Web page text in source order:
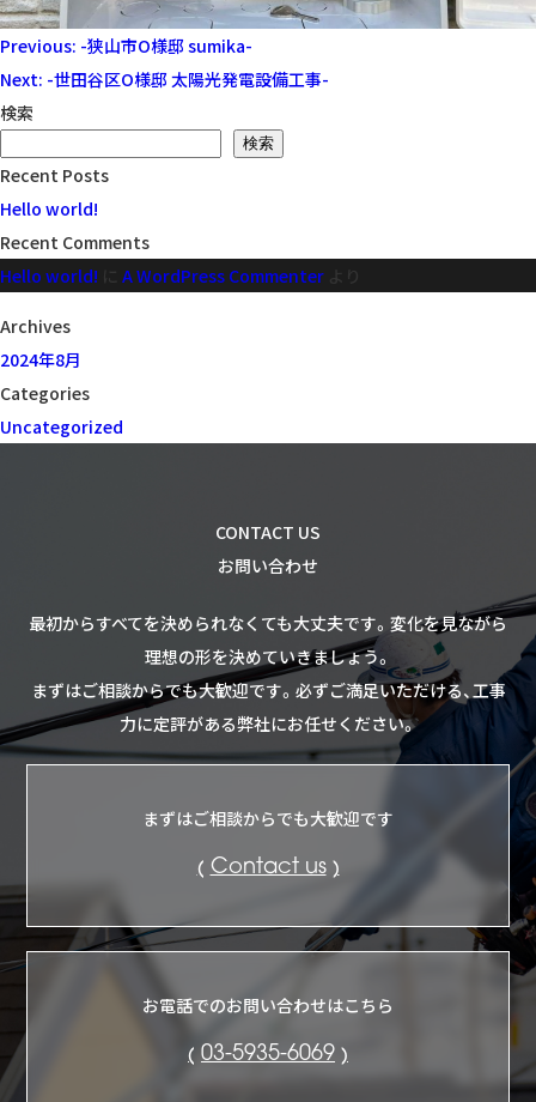
投
稿
ナ
ゲ
ー
シ
ョ
Previous: -狭山市O様邸 sumika-
Next: -世田谷区O様邸 太陽光発電設備工事-
検索
検索
Recent Posts
Hello world!
Recent Comments
Hello world! に A WordPress Commenter より
Archives
2024年8月
Categories
Uncategorized
CONTACT US
お問い合わせ
最初からすべてを決められなくても大丈夫です。 変化を見ながら
理想の形を決めていきましょう。
まずはご相談からでも大歓迎です。 必ずご満足いただける、工事
力に定評がある弊社にお任せください。
まずはご相談からでも大歓迎です
Contact us
お電話でのお問い合わせはこちら
03-5935-6069